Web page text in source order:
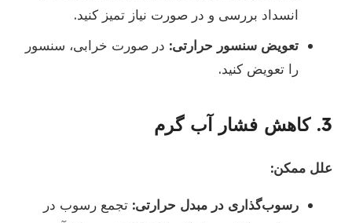
انسداد بررسی و در صورت نیاز تمیز کنید.
تعویض سنسور حرارتی: در صورت خرابی، سنسور
را تعویض کنید.
3. کاهش فشار آب گرم
علل ممکن:
رسوب‌گذاری در مبدل حرارتی: تجمع رسوب در